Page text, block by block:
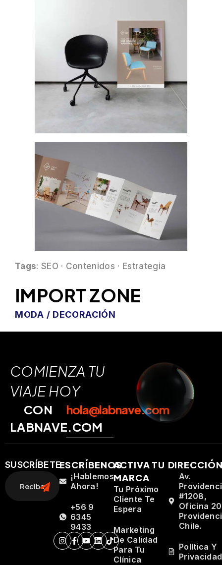
Tags: SEO · Contenidos · Estrategia
IMPORT ZONE
MODA / DECORACIÓN
COMIENZA TU
VIAJE HOY
CON
LABNAVE.COM
hola@labnave.com
SUSCRÍBETEESCRÍBENOS
¡Hablemos
Ahora!
+56 9
6345
9433
ACTIVA TU
MARCA
Tu Próximo
Cliente Te
Espera
Marketing
De Calidad
Para Tu
Clínica
Av.
#1208,
Oficina
Chile.
Política Y
Privacidad